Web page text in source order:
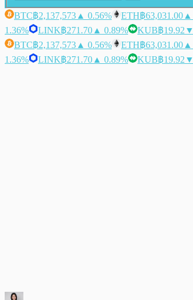
BTC฿2,137,573 ▲ 0.56% ETH฿63,031.00 ▲
1.36%
LINK฿271.70 ▲ 0.89% KUB฿19.92
BTC฿2,137,573 ▲ 0.56% ETH฿63,031.00 ▲
1.36%
LINK฿271.70 ▲ 0.89% KUB฿19.92